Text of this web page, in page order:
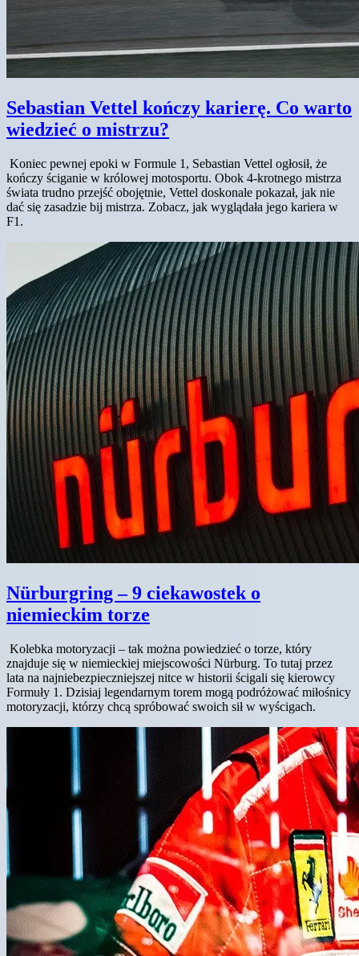
Sebastian Vettel kończy karierę. Co warto
wiedzieć o mistrzu?
Koniec pewnej epoki w Formule 1, Sebastian Vettel ogłosił, że
kończy ściganie w królowej motosportu. Obok 4-krotnego mistrza
świata trudno przejść obojętnie, Vettel doskonale pokazał, jak nie
dać się zasadzie bij mistrza. Zobacz, jak wyglądała jego kariera w
F1.
Nürburgring – 9 ciekawostek o
niemieckim torze
Kolebka motoryzacji – tak można powiedzieć o torze, który
znajduje się w niemieckiej miejscowości Nürburg. To tutaj przez
lata na najniebezpieczniejszej nitce w historii ścigali się kierowcy
Formuły 1. Dzisiaj legendarnym torem mogą podróżować miłośnicy
motoryzacji, którzy chcą spróbować swoich sił w wyścigach.